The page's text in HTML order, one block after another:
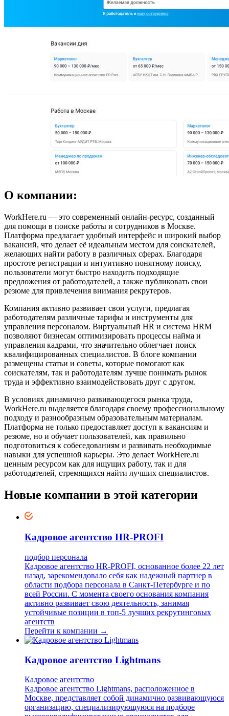
О компании:
WorkHere.ru — это современный онлайн-ресурс, созданный
для помощи в поиске работы и сотрудников в Москве.
Платформа предлагает удобный интерфейс и широкий выбор
вакансий, что делает её идеальным местом для соискателей,
желающих найти работу в различных сферах. Благодаря
простоте регистрации и интуитивно понятному поиску,
пользователи могут быстро находить подходящие
предложения от работодателей, а также публиковать свои
резюме для привлечения внимания рекрутеров.
Компания активно развивает свои услуги, предлагая
работодателям различные тарифы и инструменты для
управления персоналом. Виртуальный HR и система HRM
позволяют бизнесам оптимизировать процессы найма и
управления кадрами, что значительно облегчает поиск
квалифицированных специалистов. В блоге компании
размещены статьи и советы, которые помогают как
соискателям, так и работодателям лучше понимать рынок
труда и эффективно взаимодействовать друг с другом.
В условиях динамично развивающегося рынка труда,
WorkHere.ru выделяется благодаря своему профессиональному
подходу и разнообразным образовательным материалам.
Платформа не только предоставляет доступ к вакансиям и
резюме, но и обучает пользователей, как правильно
подготовиться к собеседованиям и развивать необходимые
навыки для успешной карьеры. Это делает WorkHere.ru
ценным ресурсом как для ищущих работу, так и для
работодателей, стремящихся найти лучших специалистов.
Новые компании в этой категории
Кадровое агентство HR-PROFI
подбор персонала
Кадровое агентство HR-PROFI, основанное более 22 лет
назад, зарекомендовало себя как надежный партнер в
области подбора персонала в Санкт-Петербурге и по
всей России. С момента своего основания компания
активно развивает свою деятельность, занимая
устойчивые позиции в топ-5 лучших рекрутинговых
агентств
Перейти к компании →
Кадровое агентство Lightmans
Кадровое агентство
Кадровое агентство Lightmans, расположенное в
Москве, представляет собой динамично развивающуюся
организацию, специализирующуюся на подборе